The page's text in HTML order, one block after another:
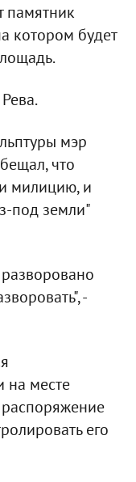
памятник
котором будет
мэр
что
милицию, и
под земли"
-
на месте
распоряжение
его